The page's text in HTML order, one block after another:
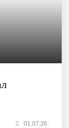
01.07.26